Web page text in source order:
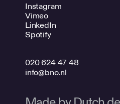
Instagram
Vimeo
LinkedIn
Spotify
020 624 47 48
info@bno.nl